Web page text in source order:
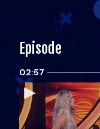
Episode
02:57